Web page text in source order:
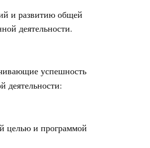
и развитию общей
деятельности.
успешность
деятельности:
целью и программой